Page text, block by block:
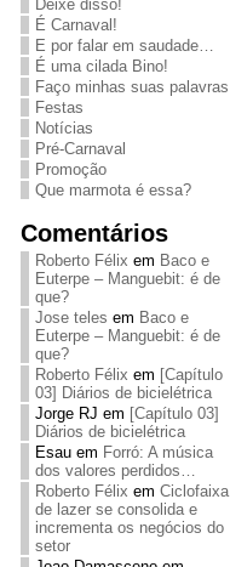
Deixe disso!
É Carnaval!
E por falar em saudade…
É uma cilada Bino!
Faço minhas suas palavras
Festas
Notícias
Pré-Carnaval
Promoção
Que marmota é essa?
Comentários
Roberto Félix em Baco e
Euterpe – Manguebit: é de
que?
Jose teles em Baco e
Euterpe – Manguebit: é de
que?
Roberto Félix em [Capítulo
03] Diários de bicielétrica
Jorge RJ em [Capítulo 03]
Diários de bicielétrica
Esauem Forró: A música
dos valores perdidos…
Roberto Félix em Ciclofaixa
de lazer se consolida e
incrementa os negócios do
setor